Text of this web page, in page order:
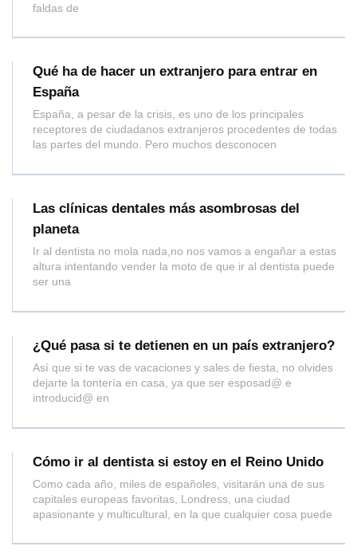
faldas de
Qué ha de hacer un extranjero para entrar en
España
España, a pesar de la crisis, es uno de los principales
receptores de ciudadanos extranjeros procedentes de todas
las partes del mundo. Pero muchos desconocen
Las clínicas dentales más asombrosas del
planeta
Ir al dentista no mola nada,no nos vamos a engañar a estas
altura intentando vender la moto de que ir al dentista puede
ser una
¿Qué pasa si te detienen en un país extranjero?
Así que si te vas de vacaciones y sales de fiesta, no olvides
dejarte la tontería en casa, ya que ser esposad@ e
introducid@ en
Cómo ir al dentista si estoy en el Reino Unido
Como cada año, miles de españoles, visitarán una de sus
capitales europeas favoritas, Londress, una ciudad
apasionante y multicultural, en la que cualquier cosa puede